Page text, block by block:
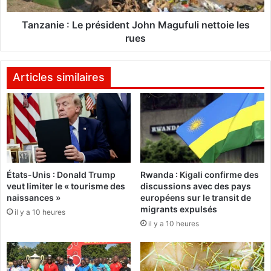
d
r
n
t
e
C
s
q
u
e
l
e
:
p
r
s
i
d
e
n
t
o
h
n
M
u
f
Tanzanie : Le président John Magufuli nettoie les
rues
Articles similaires
États-Unis : Donald Trump
veut limiter le « tourisme des
naissances »
il y a 10 heures
Rwanda : Kigali confirme des
discussions avec des pays
européens sur le transit de
migrants expulsés
il y a 10 heures